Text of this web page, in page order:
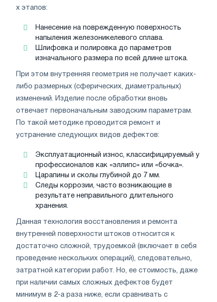
х этапов:
Нанесение на поврежденную поверхность
напыления железоникелевого сплава.
Шлифовка и полировка до параметров
изначального размера по всей длине штока.
При этом внутренняя геометрия не получает каких-
либо размерных (сферических, диаметральных)
изменений. Изделие после обработки вновь
отвечает первоначальным заводским параметрам.
По такой методике проводится ремонт и
устранение следующих видов дефектов:
Эксплуатационный износ, классифицируемый у
профессионалов как «эллипс» или «бочка».
Царапины и сколы глубиной до 7 мм.
Следы коррозии, часто возникающие в
результате неправильного длительного
хранения.
Данная технология восстановления и ремонта
внутренней поверхности штоков относится к
достаточно сложной, трудоемкой (включает в себя
проведение нескольких операций), следовательно,
затратной категории работ. Но, ее стоимость, даже
при наличии самых сложных дефектов будет
минимум в 2-а раза ниже, если сравнивать с